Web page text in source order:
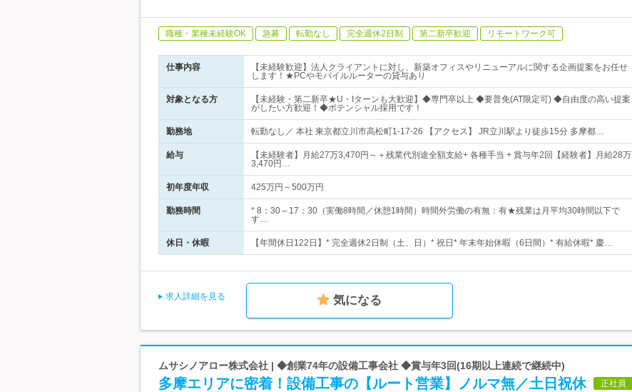
職種・業種未経験OK 急募 転勤なし 完全週休2日制 第二新卒歓迎 リモートワーク可
仕事内容
【未経験歓迎】法人クライアントに対し、新築オフィスやリニューアルに関する企画提案をお任せ
します！★PCやモバイルルーターの貸与あり
対象となる方
【未経験・第二新卒★U・Iターンも大歓迎】◆専門卒以上 ◆要普免(AT限定可) ◆自由度の高い提案
がしたい方歓迎！◆ポテンシャル採用です！
勤務地 転勤なし／ 本社 東京都立川市高松町1-17-26 【アクセス】 JR立川駅より徒歩15分 多摩都…
給与
【未経験者】月給27万3,470円～＋残業代別途全額支給+ 各種手当 + 賞与年2回【経験者】月給28万
3,470円…
初年度年収 425万円～500万円
勤務時間
* 8：30～17：30（実働8時間／休憩1時間）時間外労働の有無：有★残業は月平均30時間以下で
す…
休日・休暇 【年間休日122日】* 完全週休2日制（土、日）* 祝日* 年末年始休暇（6日間）* 有給休暇* 慶…
求人詳細を見る 気になる
ムサシノアロー株式会社 | ◆創業74年の設備工事会社 ◆賞与年3回(16期以上連続で継続中)
多摩エリアに密着！設備工事の【ルート営業】ノルマ無／土日祝休 正社員